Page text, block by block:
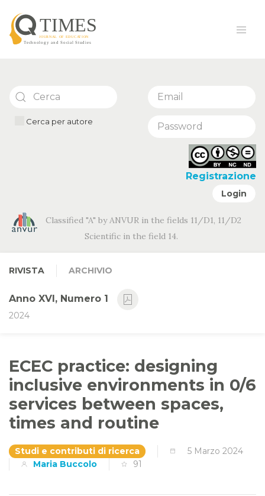
Cerca per autore
Registrazione
Login
Classified "A" by ANVUR in the fields 11/D1, 11/D2
Scientific in the field 14.
RIVISTA ARCHIVIO
Anno XVI, Numero 1
2024
ECEC practice: designing
inclusive environments in 0/6
services between spaces,
times and routine
Studi e contributi di ricerca
5 Marzo 2024
Maria Buccolo
91